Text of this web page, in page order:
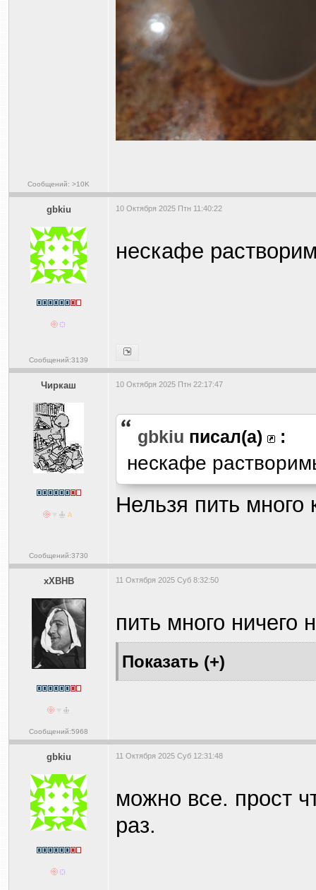
Сообщений: >10K
gbkiu
Сообщений:3139
10 Октября 2025 Птн 11:40:22
нескафе
Чиркаш
Сообщений:3730
10 Октября 2025 Птн 22:17:47
gbkiu писал(а) :
нескафе
Нельзя пить много
xXBHB
Сообщений:5968
11 Октября 2025 Суб 8:32:50
пить много ничего
gbkiu 11 Октября 2025 Суб 12:31:48
можно все. прост
раз.